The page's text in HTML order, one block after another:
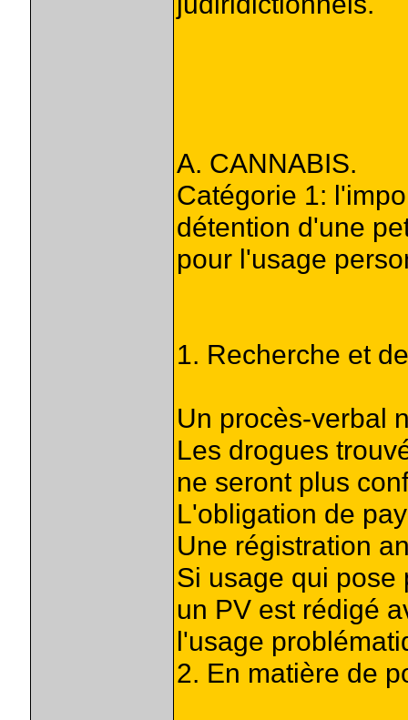
A. CANNABIS.
Catégorie 1:
détention d'une
pour l'usage
1. Recherche et
Un procès-verbal
Les drogues
ne seront plus
L'obligation de
Une régistration
Si usage qui pose
un PV est rédigé
l'usage
2. En matière de